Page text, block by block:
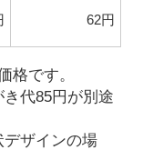
62円
格です。
代85円が別途
ザインの場